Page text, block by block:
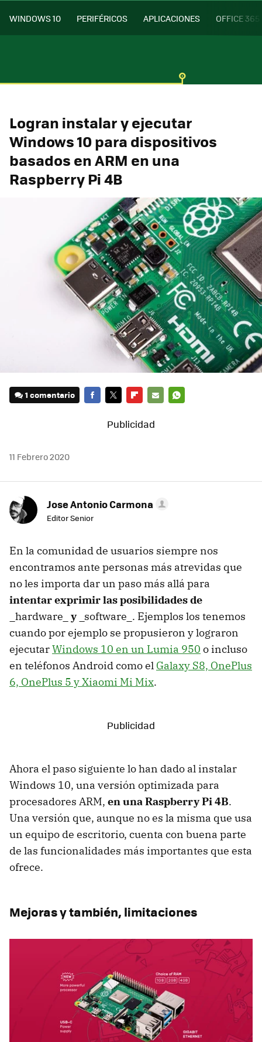
WINDOWS 10 PERIFÉRICOS APLICACIONES OFFICE 365
Logran instalar y ejecutar
Windows 10 para dispositivos
basados en ARM en una
Raspberry Pi 4B
1 comentario
MAIL
11 Febrero 2020
Jose Antonio Carmona
Editor Senior
En la comunidad de usuarios siempre nos
encontramos ante personas más atrevidas que
no les importa dar un paso más allá para
intentar exprimir las posibilidades de
_hardware_ y_software_. Ejemplos los tenemos
cuando por ejemplo se propusieron y lograron
ejecutarWindows 10 en un Lumia 950 o incluso
en teléfonos Android como el Galaxy S8, OnePlus
6, OnePlus 5 y Xiaomi Mi Mix.
Ahora el paso siguiente lo han dado al instalar
Windows 10, una versión optimizada para
procesadores ARM, en una Raspberry Pi 4B.
Una versión que, aunque no es la misma que usa
un equipo de escritorio, cuenta con buena parte
de las funcionalidades más importantes que esta
ofrece.
Mejoras y también, limitaciones